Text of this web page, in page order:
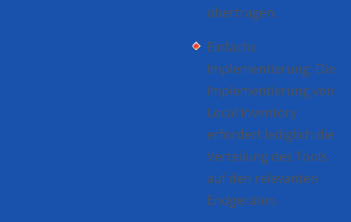
übertragen.
Einfache
Implementierung: Die
Implementierung von
Local Inventory
erfordert lediglich die
Verteilung des Tools
auf den relevanten
Endgeräten.